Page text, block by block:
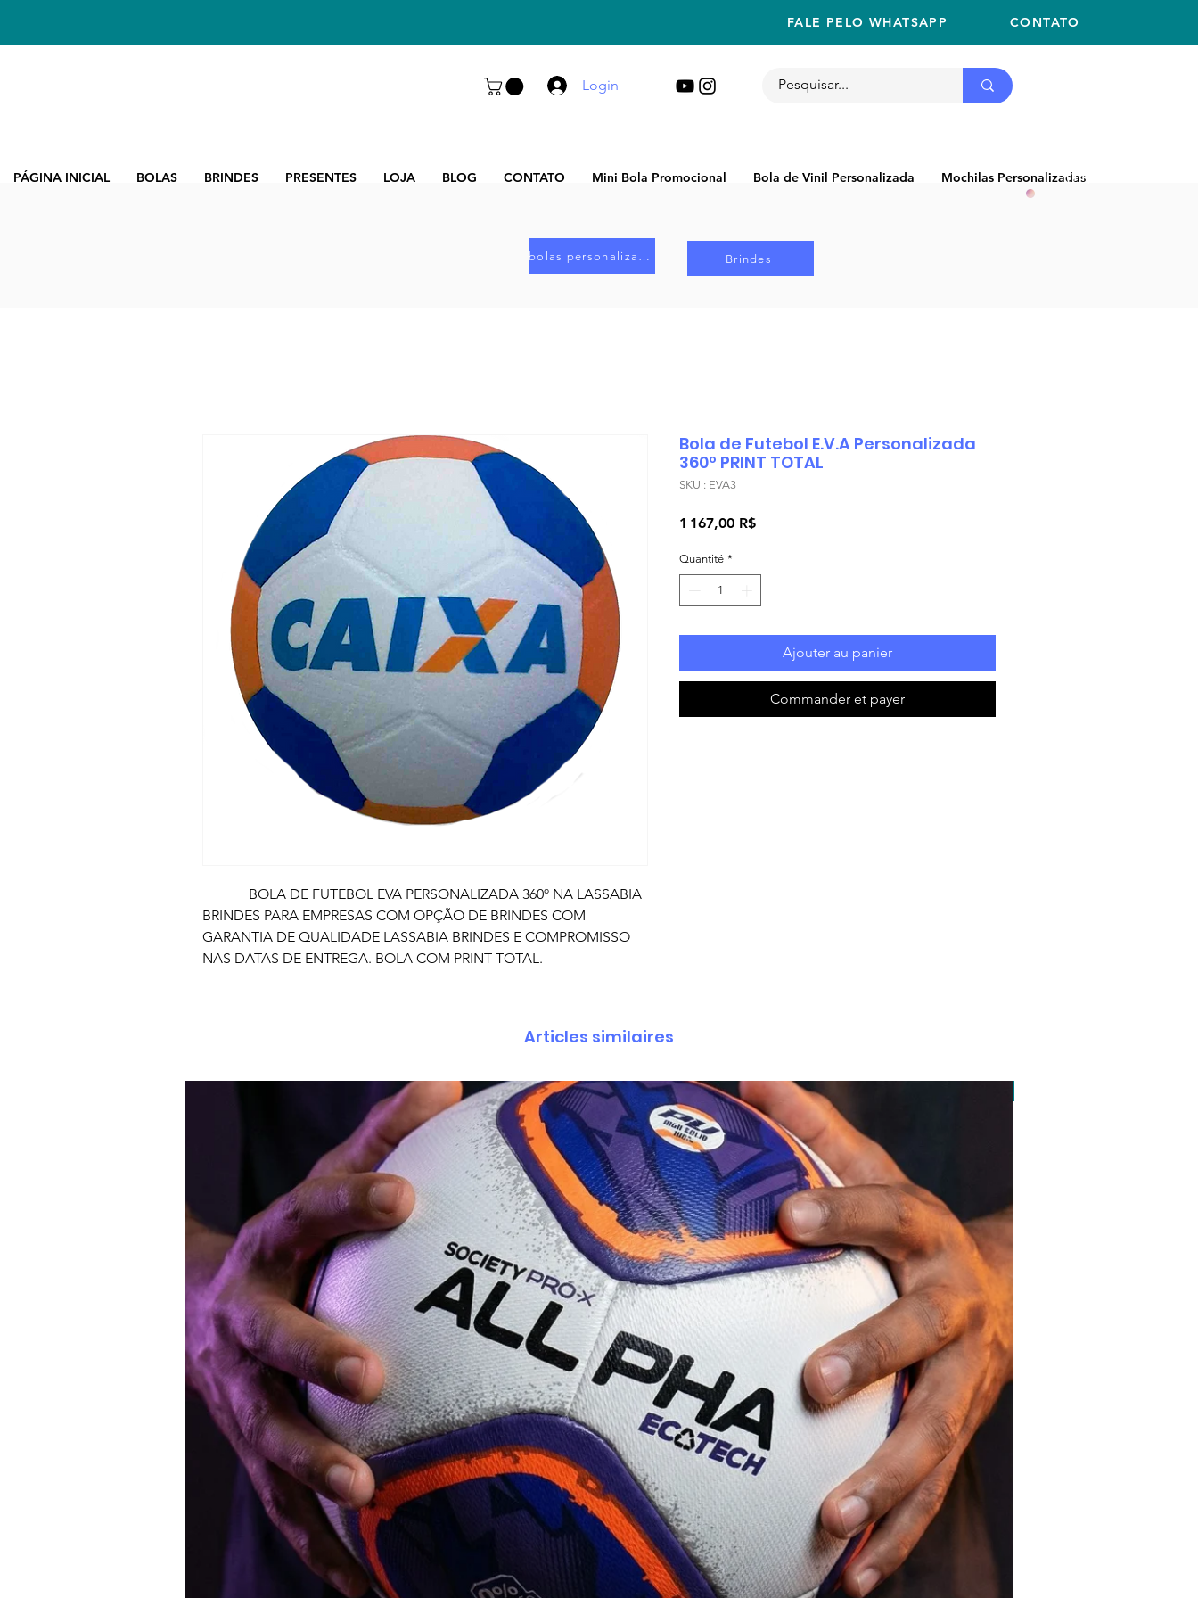
PÁGINA INICIAL BOLAS BRINDES PRESENTES LOJA BLOG CONTATO Mini Bola Promocional Bola de Vinil Personalizada Mochilas Personalizadas
Login
(11) 2059-2675
FALE PELO WHATSAPP CONTATO
NEW
bolas personalizadas Brindes
BOLA DE FUTEBOL EVA PERSONALIZADA 360º NA LASSABIA
BRINDES PARA EMPRESAS COM OPÇÃO DE BRINDES COM
GARANTIA DE QUALIDADE LASSABIA BRINDES E COMPROMISSO
NAS DATAS DE ENTREGA. BOLA COM PRINT TOTAL.
Bola de Futebol E.V.A Personalizada
360º PRINT TOTAL
SKU : EVA3
1 167,00 R$Prix
Quantité *
Ajouter au panier
Commander et payer
Articles similaires